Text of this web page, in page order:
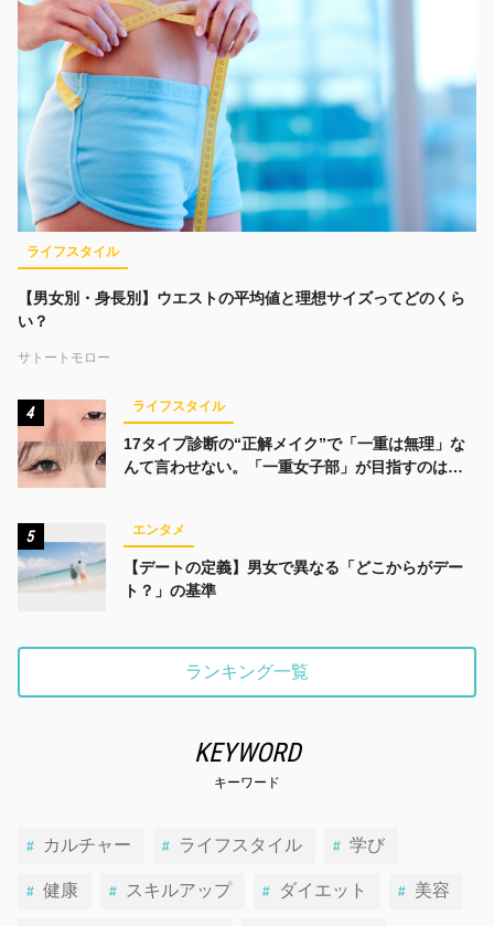
ライフスタイル
【男女別・身長別】ウエストの平均値と理想サイズってどのくら
い？
サトートモロー
4 ライフスタイル
17タイプ診断の“正解メイク”で「一重は無理」な
んて言わせない。「一重女子部」が目指すのは、
5 エンタメ
【デートの定義】男女で異なる「どこからがデー
ト？」の基準
ランキング一覧
KEYWORD
キーワード
カルチャー ライフスタイル 学び
健康 スキルアップ ダイエット 美容